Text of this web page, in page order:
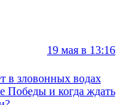
19 мая в 13:16